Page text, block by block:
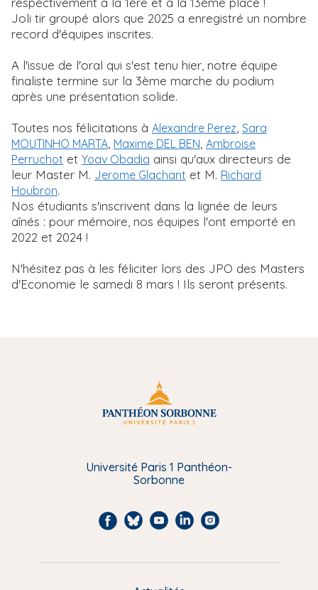
Joli tir groupé alors que 2025 a enregistré un nombre
record d'équipes inscrites.
A l'issue de l'oral qui s'est tenu hier, notre équipe
finaliste termine sur la 3ème marche du podium
après une présentation solide.
Toutes nos félicitations à Alexandre Perez Sara
MOUTINHO MARTA Maxime DEL BEN Ambroise
Perruchot et Yoav Obadia ainsi qu'aux directeurs de
leur Master M. Jerome Glachant et M. Richard
Houbron.
Nos étudiants s'inscrivent dans la lignée de leurs
aînés : pour mémoire, nos équipes l'ont emporté en
2022 et 2024 !
N'hésitez pas à les féliciter lors des JPO des Masters
d'Economie le samedi 8 mars ! Ils seront présents.
Université Paris 1 Panthéon-
Sorbonne
F
c
B
u
Y
u
L
n
I
s